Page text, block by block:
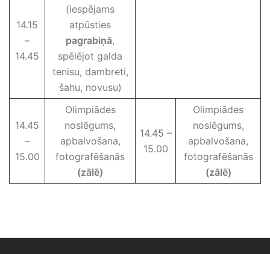
14.15
–
14.45
(iespējams
atpūsties
pagrabiņā,
spēlējot galda
tenisu, dambreti,
šahu, novusu)
14.45
–
15.00
Olimpiādes
noslēgums,
apbalvošana,
fotografēšanās
(zālē)
14.45 –
15.00
Olimpiādes
noslēgums,
apbalvošana,
fotografēšanās
(zālē)